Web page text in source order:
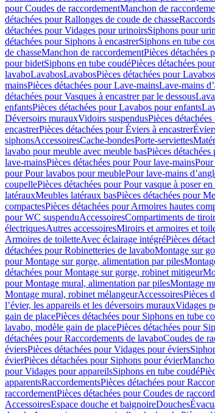
pour Coudes de raccordementManchon de
détachées pour Rallonges de coude de chasse
détachées pour Vidages pour urinoirsSiphons pour
détachées pour Siphons à encastrerSiphons en tube
de chasseManchon de raccordementPièces détachées
pour bidetSiphons en tube coudéPièces détachées
lavaboLavabosLavabosPièces détachées pour Lavabos
mainsPièces détachées pour Lave-mainsLave-mains
détachées pour Vasques à encastrer par le dessous
enfantsPièces détachées pour Lavabos pour enfants
Déversoirs murauxVidoirs suspendusPièces
encastrerPièces détachées pour Éviers à encastrer
siphonsAccessoiresCache-bondesPorte-serviettes
lavabo pour meuble avec meuble basPièces
lave-mainsPièces détachées pour Pour lave-mainsPour
pour Pour lavabos pour meublePour lave-mains
coupellePièces détachées pour Pour vasque à poser
latérauxMeubles latéraux basPièces détachées pour
compactesPièces détachées pour Armoires hautes
pour WC suspenduAccessoiresCompartiments de
électriquesAutres accessoiresMiroirs et armoires et
Armoires de toiletteAvec éclairage intégréPièces
détachées pour Robinetteries de lavaboMontage sur
pour Montage sur gorge, alimentation par piles
détachées pour Montage sur gorge, robinet mitigeur
pour Montage mural, alimentation par pilesMontage
Montage mural, robinet mélangeurAccessoiresPièces
l’évier, les appareils et les déversoirs murauxVidages
gain de placePièces détachées pour Siphons en tube
lavabo, modèle gain de placePièces détachées pour
détachées pour Raccordements de lavaboCoudes de
éviersPièces détachées pour Vidages pour éviers
évierPièces détachées pour Siphons pour évier
pour Vidages pour appareilsSiphons en tube coudé
apparentsRaccordementsPièces détachées pour
raccordementPièces détachées pour Coudes de
AccessoiresEspace douche et baignoireDouches